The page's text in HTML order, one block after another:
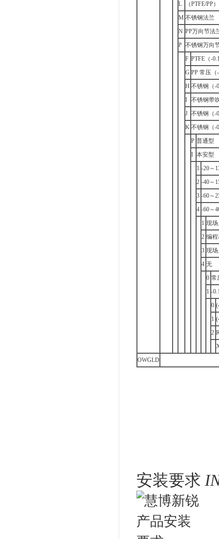
L
（PTFE/PP
M 不锈钢法兰
N PP万向节法
P 不锈钢万向
F PTFE（-
G PP 常压
H 不锈钢（-
I 不锈钢带
J 不锈钢（-
K 不锈钢（-
P 普通型
I 本安型
1 -20～
2 -40～
3 -60～
4 -60～
1 现
2 编
3 现
4 无
0 常
1 -
0
1
2
OWGLD
安装要求